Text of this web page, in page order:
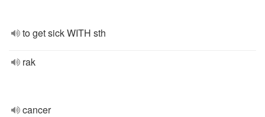
to get sick WITH sth
rak
cancer